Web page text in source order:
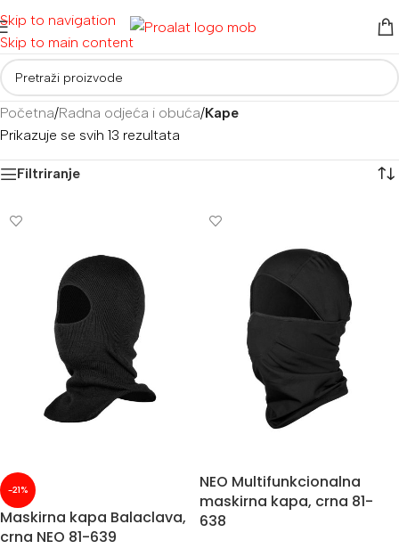
Skip to navigation
Skip to main content
Početna/Radna odjeća i obuća/Kape
Prikazuje se svih 13 rezultata
Filtriranje
-21%
Maskirna kapa Balaclava,
crna NEO 81-639
NEO Multifunkcionalna
maskirna kapa, crna 81-
638